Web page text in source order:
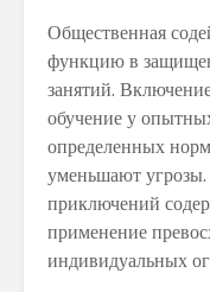
Общественная
функцию в
занятий.
обучение у
определенных
уменьшают
приключений
применение
индивидуальных